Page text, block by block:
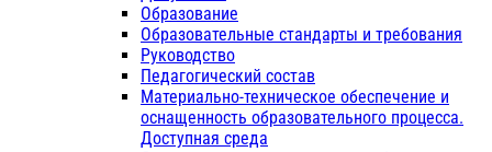
Образование
Образовательные стандарты и требования
Руководство
Педагогический состав
Материально-техническое обеспечение и
оснащенность образовательного процесса.
Доступная среда